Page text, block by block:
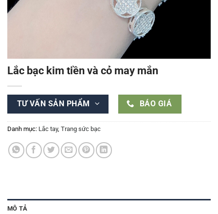
Lắc bạc kim tiền và cỏ may mắn
TƯ VẤN SẢN PHẨM BÁO GIÁ
Danh mục: Lắc tay, Trang sức bạc
MÔ TẢ